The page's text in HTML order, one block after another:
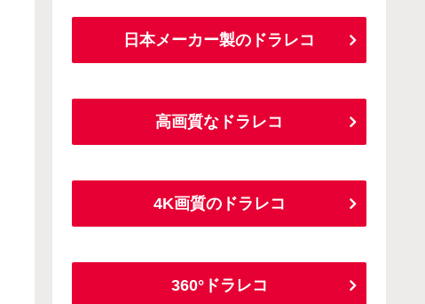
日本メーカー製のドラレコ
高画質なドラレコ
4K画質のドラレコ
360°ドラレコ